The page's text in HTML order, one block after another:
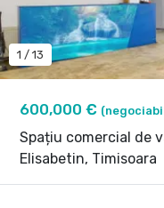
600,000 €
Spațiu comercial de
Elisabetin, Timisoara
1 / 13